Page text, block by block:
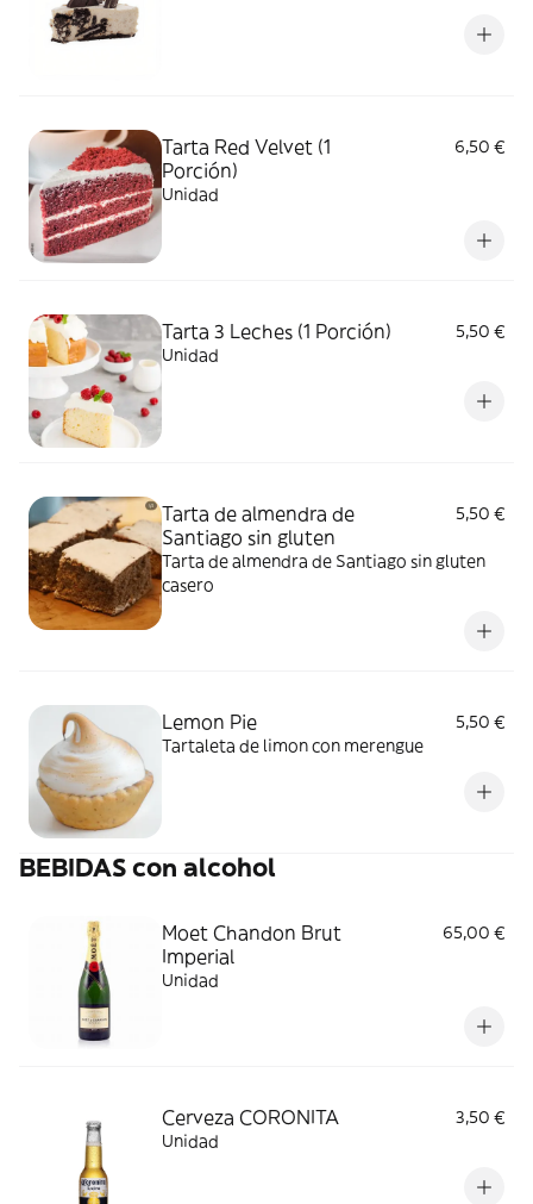
Tarta Red Velvet (1
Porción)
6,50 €
Unidad
Tarta 3 Leches (1 Porción)
5,50 €
Unidad
Tarta de almendra de
Santiago sin gluten
5,50 €
Tarta de almendra de Santiago sin gluten
casero
Lemon Pie
5,50 €
Tartaleta de limon con merengue
BEBIDAS con alcohol
Moet Chandon Brut
Imperial
65,00 €
Unidad
Cerveza CORONITA
3,50 €
Unidad